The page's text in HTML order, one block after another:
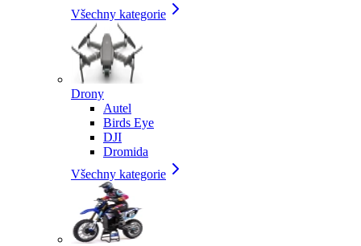
Všechny kategorie
Drony
Autel
Birds Eye
DJI
Dromida
Všechny kategorie